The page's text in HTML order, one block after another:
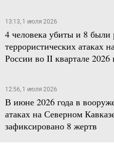
13:13, 1 июля 2026
4 человека убиты и 8
террористических атаках
России во II квартале 2026
12:56, 1 июля 2026
В июне 2026 года в
атаках на Северном
зафиксировано 8 жертв